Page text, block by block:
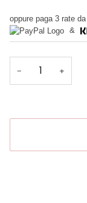
oppure paga 3 rate da
&
− +